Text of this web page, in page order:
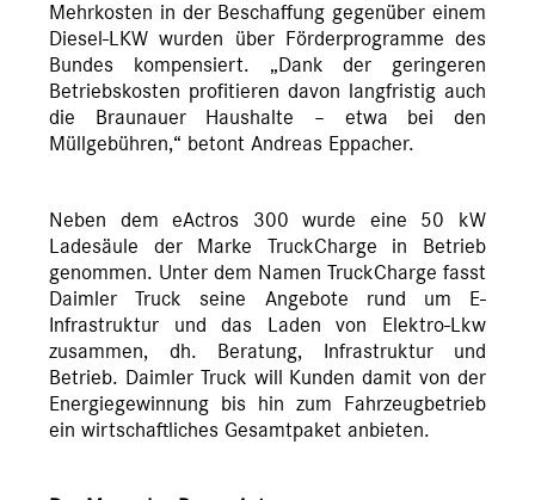
Mehrkosten in der Beschaffung gegenüber einem
Diesel-LKW wurden über Förderprogramme des
Bundes kompensiert. „Dank der geringeren
Betriebskosten profitieren davon langfristig auch
die Braunauer Haushalte – etwa bei den
Müllgebühren,“ betont Andreas Eppacher.
Neben dem eActros 300 wurde eine 50 kW
Ladesäule der Marke TruckCharge in Betrieb
genommen. Unter dem Namen TruckCharge fasst
Daimler Truck seine Angebote rund um E-
Infrastruktur und das Laden von Elektro-Lkw
zusammen, dh. Beratung, Infrastruktur und
Betrieb. Daimler Truck will Kunden damit von der
Energiegewinnung bis hin zum Fahrzeugbetrieb
ein wirtschaftliches Gesamtpaket anbieten.